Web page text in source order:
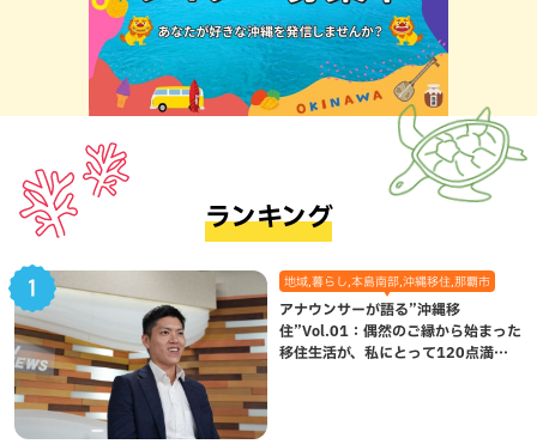
ランキング
地域,暮らし,本島南部,沖縄移住,那覇市
アナウンサーが語る”沖縄移
住”Vol.01：偶然のご縁から始まった
移住生活が、私にとって120点満点